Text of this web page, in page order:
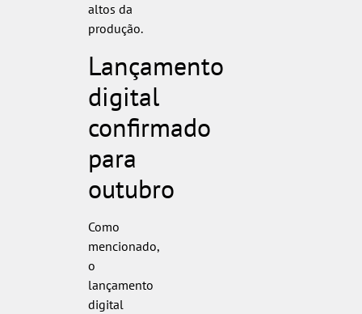
altos da
produção.
Lançamento
digital
confirmado
para
outubro
Como
mencionado,
o
lançamento
digital